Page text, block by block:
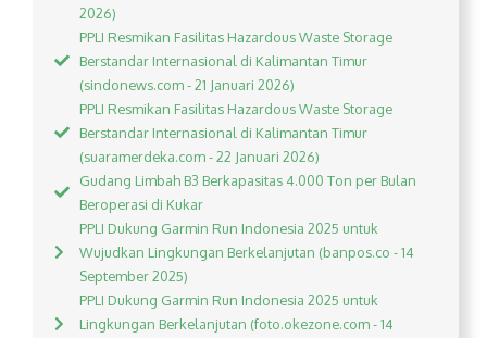
2026)
PPLI Resmikan Fasilitas Hazardous Waste Storage
Berstandar Internasional di Kalimantan Timur
(sindonews.com - 21 Januari 2026)
PPLI Resmikan Fasilitas Hazardous Waste Storage
Berstandar Internasional di Kalimantan Timur
(suaramerdeka.com - 22 Januari 2026)
Gudang Limbah B3 Berkapasitas 4.000 Ton per Bulan
Beroperasi di Kukar
PPLI Dukung Garmin Run Indonesia 2025 untuk
Wujudkan Lingkungan Berkelanjutan (banpos.co - 14
September 2025)
PPLI Dukung Garmin Run Indonesia 2025 untuk
Lingkungan Berkelanjutan (foto.okezone.com - 14